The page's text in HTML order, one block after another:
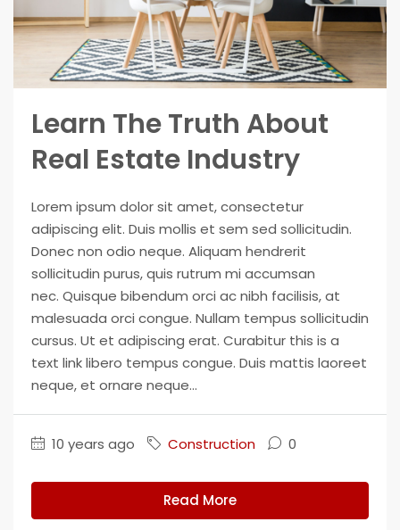
Learn The Truth About
Real Estate Industry
Lorem ipsum dolor sit amet, consectetur
adipiscing elit. Duis mollis et sem sed sollicitudin.
Donec non odio neque. Aliquam hendrerit
sollicitudin purus, quis rutrum mi accumsan
nec. Quisque bibendum orci ac nibh facilisis, at
malesuada orci congue. Nullam tempus sollicitudin
cursus. Ut et adipiscing erat. Curabitur this is a
text link libero tempus congue. Duis mattis laoreet
neque, et ornare neque...
10 years ago Construction 0
Read More